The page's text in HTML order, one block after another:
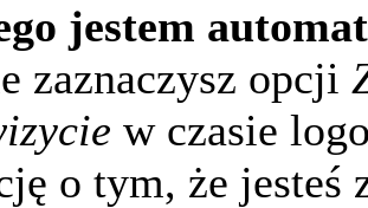
jestem
zaznaczysz opcji
w czasie
o tym, że jesteś